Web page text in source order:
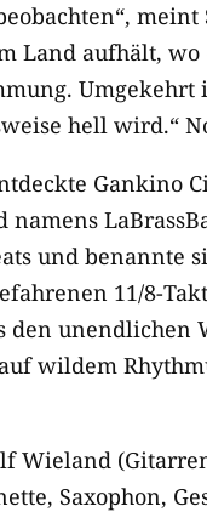
Land aufhält,
Umgekehrt
hell wird.“
Gankino
und benannte
11/8-
den unendlichen
wildem
Wieland
Saxophon,